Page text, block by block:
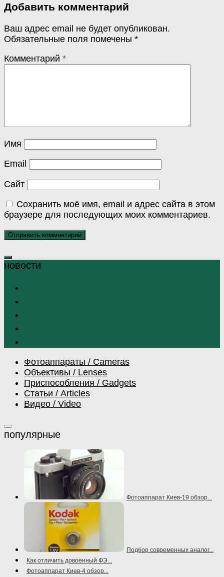
Добавить комментарий
Ваш адрес email не будет опубликован.
Обязательные поля помечены *
Комментарий *
Имя
Email
Сайт
Сохранить моё имя, email и адрес сайта в этом
браузере для последующих моих комментариев.
Фотоаппараты / Cameras
Объективы / Lenses
Приспособления / Gadgets
Статьи / Articles
Видео / Video
Фотоаппарат Киев-19 обзор...
Подбор современных аналог...
Как отличить довоенный ФЭ...
Фотоаппарат Киев-4 обзор...